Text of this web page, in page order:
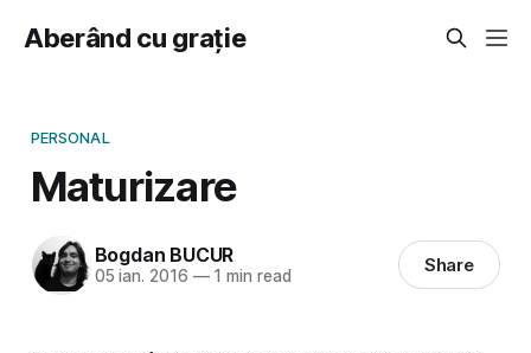
Aberând cu grație
PERSONAL
Maturizare
Bogdan BUCUR
05 ian. 2016 —1 min read Share